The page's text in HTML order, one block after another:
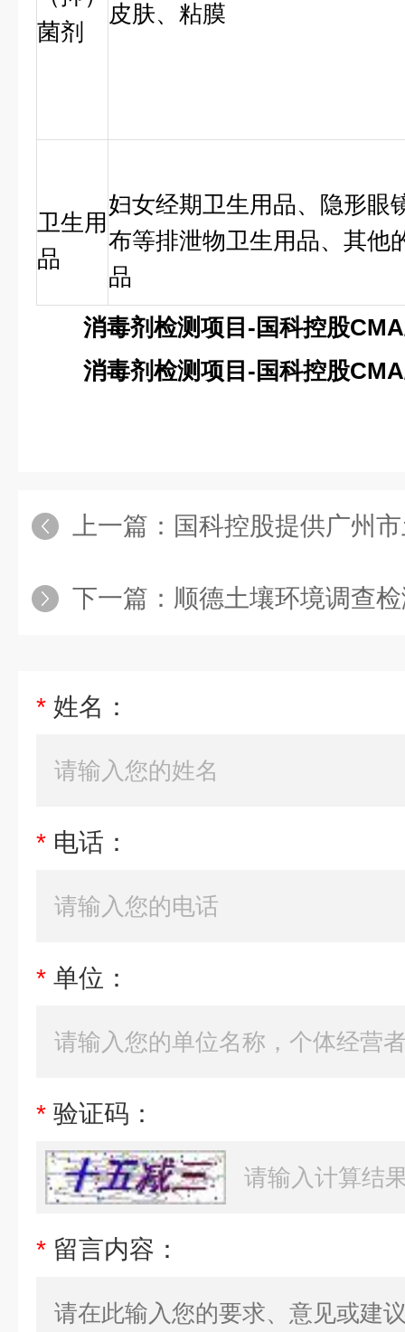
菌剂
皮肤、粘膜
卫生用
品
妇女经期卫生用品、隐形眼
布等排泄物卫生用品、其他
品
消毒剂检测项目-国科控股
消毒剂检测项目-国科控股
上一篇： 国科控股提供广州市土
下一篇： 顺德土壤环境调查检测
* 姓名：
* 电话：
* 单位：
* 验证码：
* 留言内容：